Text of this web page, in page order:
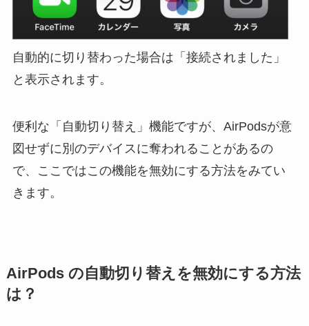
自動的に切り替わった場合は「接続されました」
と表示されます。
便利な「自動切り替え」機能ですが、AirPodsが意
図せずに別のデバイスに奪われることがあるの
で、ここではこの機能を無効にする方法をみてい
きます。
AirPods の自動切り替えを無効にする方法
は？